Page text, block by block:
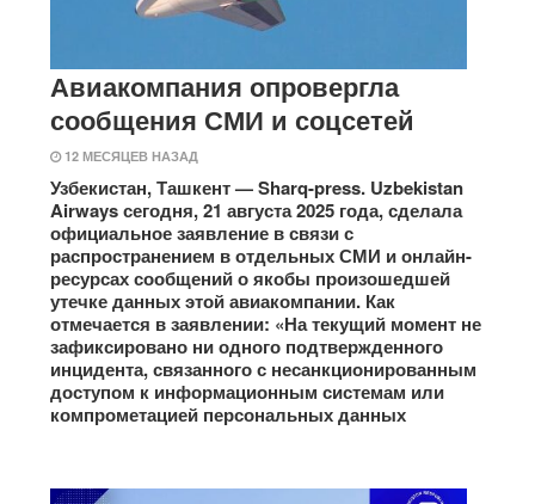
Авиакомпания опровергла
сообщения СМИ и соцсетей
12 МЕСЯЦЕВ НАЗАД
Узбекистан, Ташкент — Sharq-press. Uzbekistan
Airways сегодня, 21 августа 2025 года, сделала
официальное заявление в связи с
распространением в отдельных СМИ и онлайн-
ресурсах сообщений о якобы произошедшей
утечке данных этой авиакомпании. Как
отмечается в заявлении: «На текущий момент не
зафиксировано ни одного подтвержденного
инцидента, связанного с несанкционированным
доступом к информационным системам или
компрометацией персональных данных